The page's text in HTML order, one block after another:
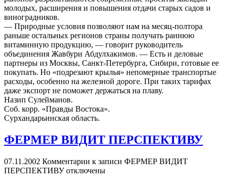
молодых, расширения и повышения отдачи старых садов и
виноградников.
— Природные условия позволяют нам на месяц-полтора
раньше остальных регионов страны получать раннюю
витаминную продукцию, — говорит руководитель
объединения Жавбури Абдулхакимов. — Есть и деловые
партнеры из Москвы, Санкт-Петербурга, Сибири, готовые ее
покупать. Но «подрезают крылья» непомерные транспортые
расходы, особенно на железной дороге. При таких тарифах
даже экспорт не поможет держаться на плаву.
Назип Сулейманов.
Соб. корр. «Правды Востока».
Сурхандарьинская область.
ФЕРМЕР ВИДИТ ПЕРСПЕКТИВУ
07.11.2002 Комментарии к записи ФЕРМЕР ВИДИТ
ПЕРСПЕКТИВУотключены